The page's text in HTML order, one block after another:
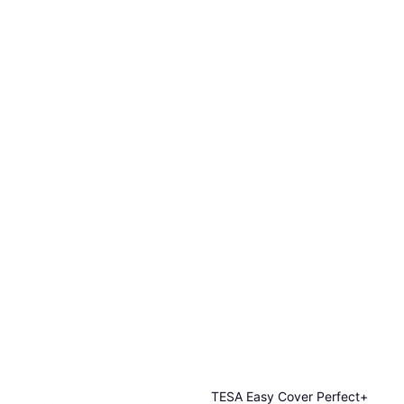
TESA Easy Cover Perfect+